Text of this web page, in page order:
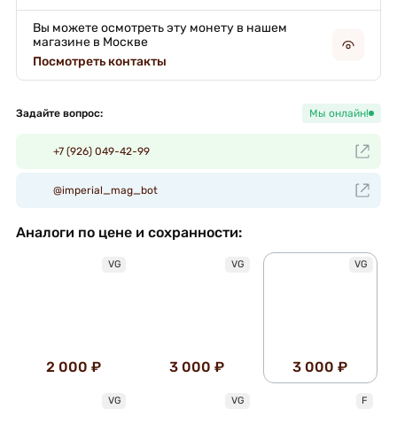
Вы можете осмотреть эту монету в нашем
магазине в Москве
Посмотреть контакты
Задайте вопрос: Мы онлайн!
+7 (926) 049-42-99
@imperial_mag_bot
Аналоги по цене и сохранности:
VG
2 000 ₽
VG
3 000 ₽
VG
3 000 ₽
VG VG F